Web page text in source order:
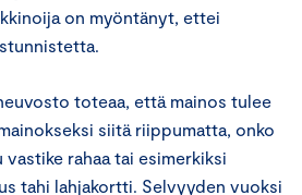
on myöntänyt, ettei
toteaa, että mainos tulee
siitä riippumatta, onko
rahaa tai esimerkiksi
tahi lahjakortti. Selvyyden vuoksi